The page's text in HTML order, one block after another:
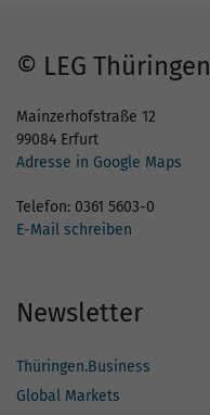
© LEG Thüringen
Mainzerhofstraße 12
99084 Erfurt
Adresse in Google Maps
Telefon: 0361 5603-0
E-Mail schreiben
Newsletter
Thüringen.Business
Global Markets